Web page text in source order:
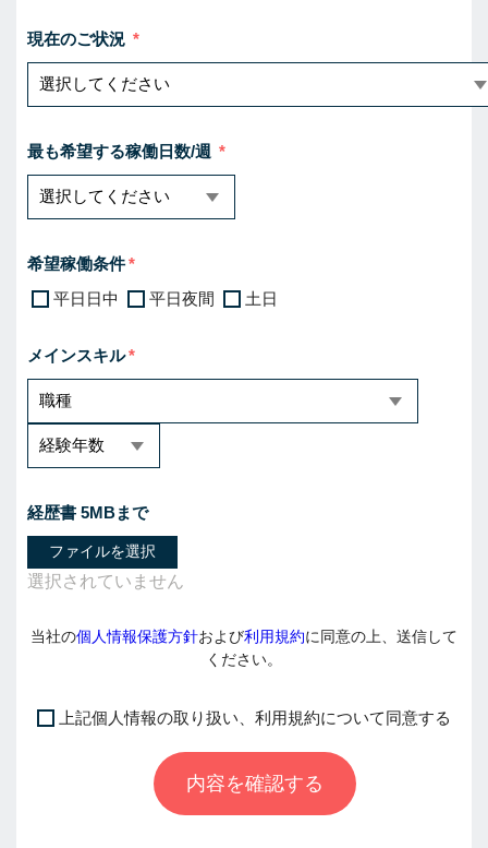
現在のご状況
最も希望する稼働日数/週
希望稼働条件
平日日中
平日夜間 土日
メインスキル
経歴書 5MBまで
ファイルを選択
当社の個人情報保護方針および利用規約に同意の上、送信して
ください。
上記個人情報の取り扱い、利用規約について同意する
内容を確認する